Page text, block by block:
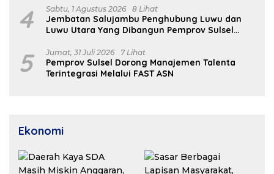
4 Sabtu, 1 Agustus 2026 8 Lihat
Jembatan Salujambu Penghubung Luwu dan
Luwu Utara Yang Dibangun Pemprov Sulsel
5 Jumat, 31 Juli 2026 7 Lihat
Pemprov Sulsel Dorong Manajemen Talenta
Terintegrasi Melalui FAST ASN
Ekonomi